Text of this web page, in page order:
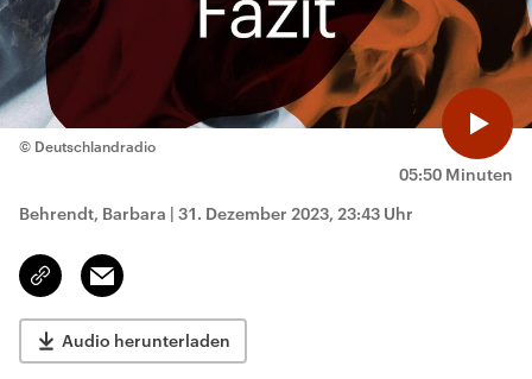
05:50 Minuten
© Deutschlandradio
Behrendt, Barbara | 31. Dezember 2023, 23:43 Uhr
Link
kopieren/teilen
Email
Audio herunterladen